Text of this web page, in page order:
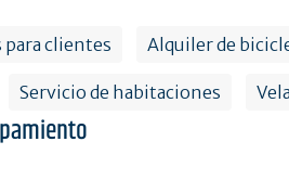
para clientes Alquiler de
Servicio de habitaciones